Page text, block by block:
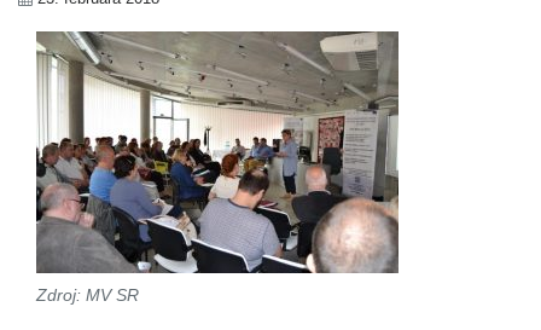
Zdroj: MV SR